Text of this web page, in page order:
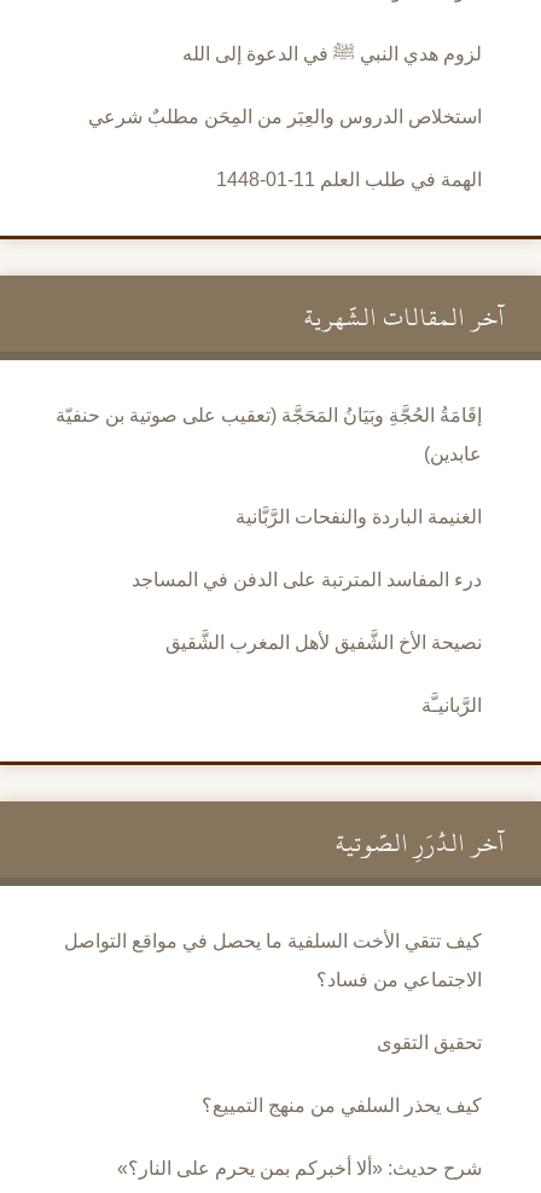
لزوم هدي النبي ﷺ في الدعوة إلى الله
استخلاص الدروس والعِبَر من المِحَن مطلبٌ شرعي
الهمة في طلب العلم 11-01-1448
آخر المقالات الشَّهرية
إقَامَةُ الحُجَّةِ وبَيَانُ المَحَجَّة (تعقيب على صوتية بن حنفيّة
عابدين)
الغنيمة الباردة والنفحات الرَّبَّانية
درء المفاسد المترتبة على الدفن في المساجد
نصيحة الأخ الشَّفيق لأهل المغرب الشَّقيق
الرَّبانيـَّة
آخر الدُّرَرِ الصَّوتية
كيف تتقي الأخت السلفية ما يحصل في مواقع التواصل
الاجتماعي من فساد؟
تحقيق التقوى
كيف يحذر السلفي من منهج التمييع؟
شرح حديث: «ألا أخبركم بمن يحرم على النار؟»